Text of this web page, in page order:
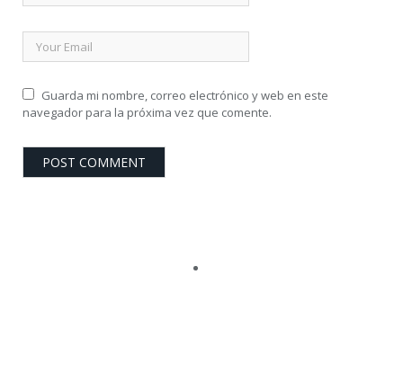
Guarda mi nombre, correo electrónico y web en este
navegador para la próxima vez que comente.